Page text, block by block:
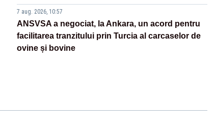
7 aug. 2026, 10:57
ANSVSA a negociat, la Ankara, un acord pentru
facilitarea tranzitului prin Turcia al carcaselor de
ovine și bovine